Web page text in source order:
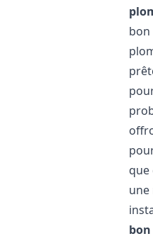
bon
que
une